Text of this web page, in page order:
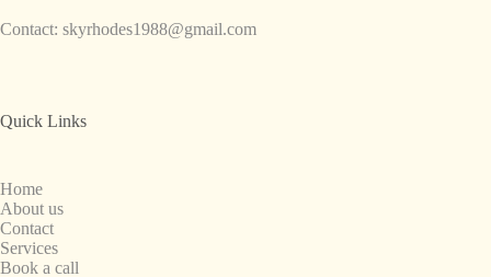
Contact: skyrhodes1988@gmail.com
Quick Links
Home
About us
Contact
Services
Book a call